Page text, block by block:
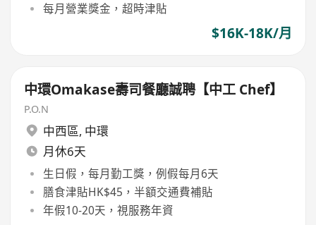
每月營業獎金，超時津貼
$16K-18K/月
中環Omakase壽司餐廳誠聘【中工 Chef】
P.O.N
中西區, 中環
月休6天
生日假，每月勤工獎，例假每月6天
膳食津貼HK$45，半額交通費補貼
年假10-20天，視服務年資